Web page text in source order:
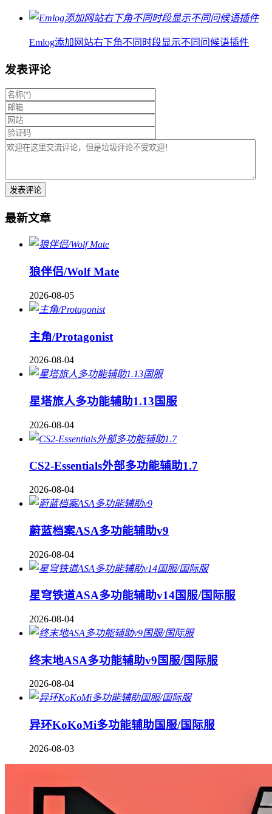
Emlog添加网站右下角不同时段显示不同问候语插件
发表评论
最新文章
狼伴侣/Wolf Mate
2026-08-05
主角/Protagonist
2026-08-04
星塔旅人多功能辅助1.13国服
2026-08-04
CS2-Essentials外部多功能辅助1.7
2026-08-04
蔚蓝档案ASA多功能辅助v9
2026-08-04
星穹铁道ASA多功能辅助v14国服/国际服
2026-08-04
终末地ASA多功能辅助v9国服/国际服
2026-08-04
异环KoKoMi多功能辅助国服/国际服
2026-08-03